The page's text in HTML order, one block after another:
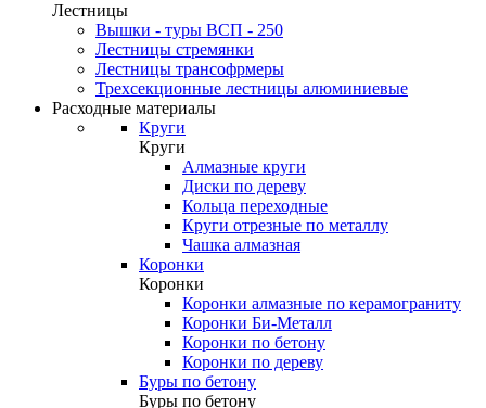
Лестницы
Вышки - туры ВСП - 250
Лестницы стремянки
Лестницы трансофрмеры
Трехсекционные лестницы алюминиевые
Расходные материалы
Круги
Круги
Алмазные круги
Диски по дереву
Кольца переходные
Круги отрезные по металлу
Чашка алмазная
Коронки
Коронки
Коронки алмазные по керамограниту
Коронки Би-Металл
Коронки по бетону
Коронки по дереву
Буры по бетону
Буры по бетону